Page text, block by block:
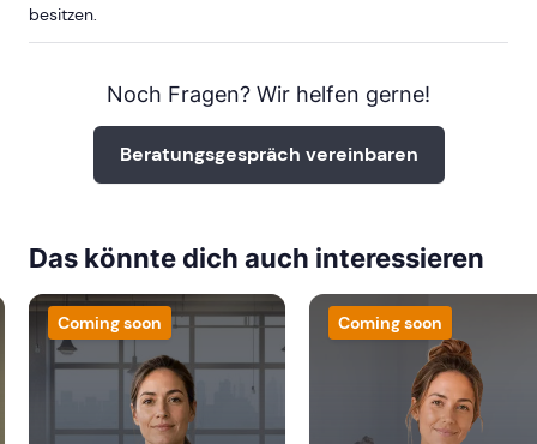
besitzen.
Noch Fragen? Wir helfen gerne!
Beratungsgespräch vereinbaren
Das könnte dich auch interessieren
Coming soon Coming soon